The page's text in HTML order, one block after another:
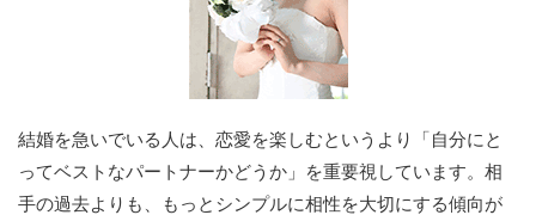
結婚を急いでいる人は、恋愛を楽しむというより「自分にと
ってベストなパートナーかどうか」を重要視しています。相
手の過去よりも、もっとシンプルに相性を大切にする傾向が